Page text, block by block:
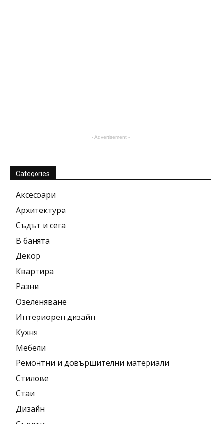
- Advertisement -
Categories
Аксесоари
Архитектура
Съдът и сега
В банята
Декор
Квартира
Разни
Озеленяване
Интериорен дизайн
Кухня
Мебели
Ремонтни и довършителни материали
Стилове
Стаи
Дизайн